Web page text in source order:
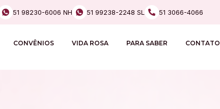
51 98230-6006 NH 51 99238-2248 SL 51 3066-4066
CONVÊNIOS VIDA ROSA PARA SABER CONTATO